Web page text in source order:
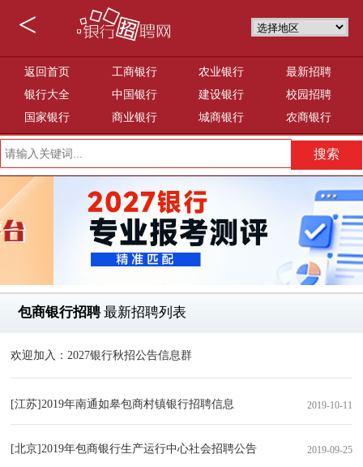
<
返回首页 工商银行 农业银行
最新招聘
银行大全
中国银行 建设银行
校园招聘
国家银行
商业银行 城商银行 农商银行
包商银行招聘最新招聘列表
欢迎加入：2027银行秋招公告信息群
[江苏]2019年南通如皋包商村镇银行招聘信息 2019-10-11
[北京]2019年包商银行生产运行中心社会招聘公告 2019-09-25